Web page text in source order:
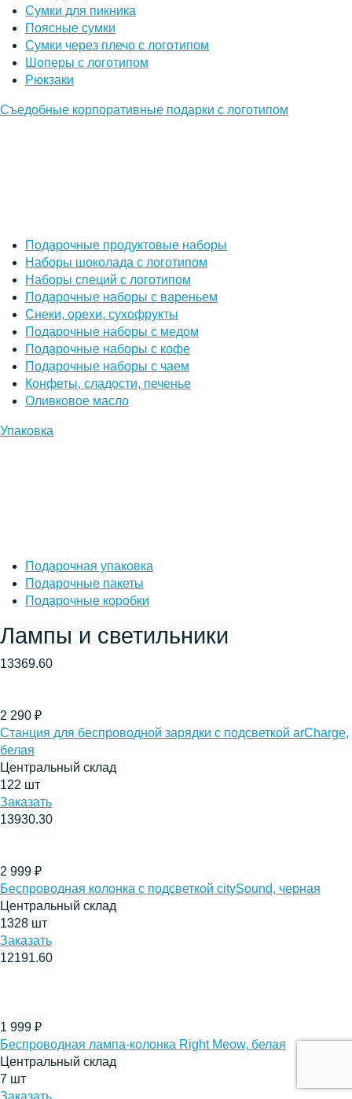
Сумки для пикника
Поясные сумки
Сумки через плечо с логотипом
Шоперы с логотипом
Рюкзаки
Съедобные корпоративные подарки с логотипом
Подарочные продуктовые наборы
Наборы шоколада с логотипом
Наборы специй с логотипом
Подарочные наборы с вареньем
Снеки, орехи, сухофрукты
Подарочные наборы с медом
Подарочные наборы с кофе
Подарочные наборы с чаем
Конфеты, сладости, печенье
Оливковое масло
Упаковка
Подарочная упаковка
Подарочные пакеты
Подарочные коробки
Лампы и светильники
13369.60
2 290 ₽
Cтанция для беспроводной зарядки с подсветкой arCharge,
белая
Центральный склад
122 шт
Заказать
13930.30
2 999 ₽
Беспроводная колонка с подсветкой citySound, черная
Центральный склад
1328 шт
Заказать
12191.60
1 999 ₽
Беспроводная лампа-колонка Right Meow, белая
Центральный склад
7 шт
Заказать